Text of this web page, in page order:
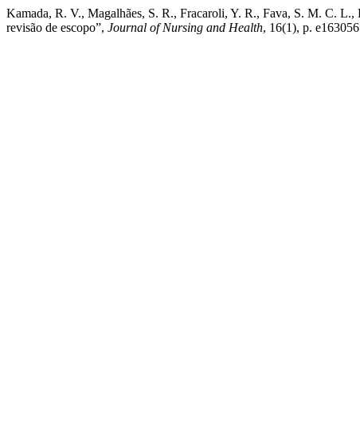
Kamada, R. V., Magalhães, S. R., Fracaroli, Y. R., Fava, S. M. C.
revisão de escopo”, Journal of Nursing and Health, 16(1), p.